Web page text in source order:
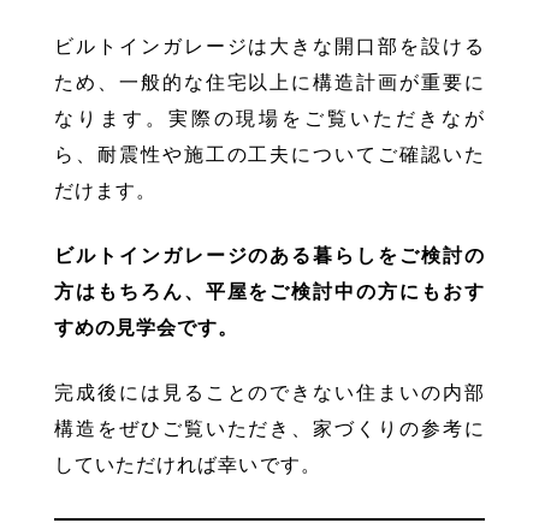
ビルトインガレージは大きな開口部を設ける
ため、一般的な住宅以上に構造計画が重要に
なります。実際の現場をご覧いただきなが
ら、耐震性や施工の工夫についてご確認いた
だけます。
ビルトインガレージのある暮らしをご検討の
方はもちろん、平屋をご検討中の方にもおす
すめの見学会です。
完成後には見ることのできない住まいの内部
構造をぜひご覧いただき、家づくりの参考に
していただければ幸いです。